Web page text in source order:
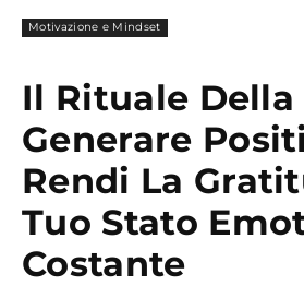
Motivazione e Mindset
Il Rituale Della
Generare
Rendi La
Tuo Stato
Costante